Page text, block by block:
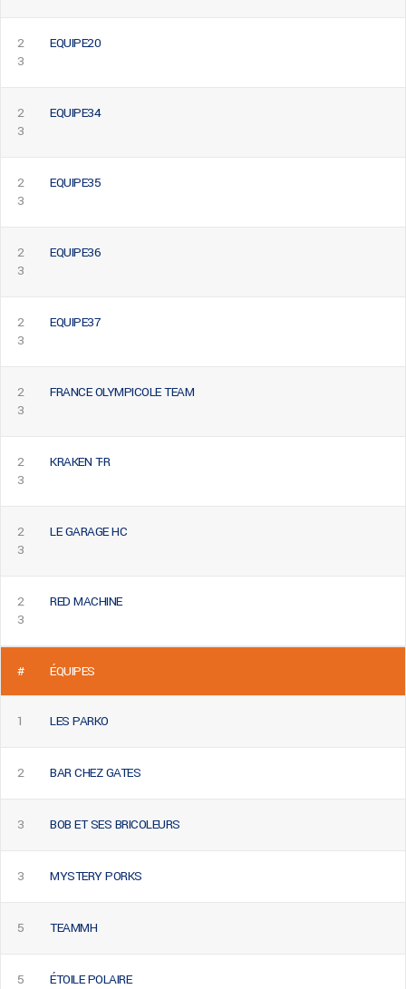
2
3
EQUIPE20
2
3
EQUIPE34
2
3
EQUIPE35
2
3
EQUIPE36
2
3
EQUIPE37
2
3
FRANCE OLYMPICOLE TEAM
2
3
KRAKEN T-R
2
3
LE GARAGE HC
2
3
RED MACHINE
# ÉQUIPES
1 LES PARKO
2 BAR CHEZ GATES
3 BOB ET SES BRICOLEURS
3 MYSTERY PORKS
5 TEAMMH
5 ÉTOILE POLAIRE